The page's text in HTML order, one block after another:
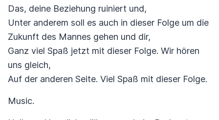
Das, deine Beziehung ruiniert und,
Unter anderem soll es auch in dieser Folge um die
Zukunft des Mannes gehen und dir,
Ganz viel Spaß jetzt mit dieser Folge. Wir hören
uns gleich,
Auf der anderen Seite. Viel Spaß mit dieser Folge.
Music.